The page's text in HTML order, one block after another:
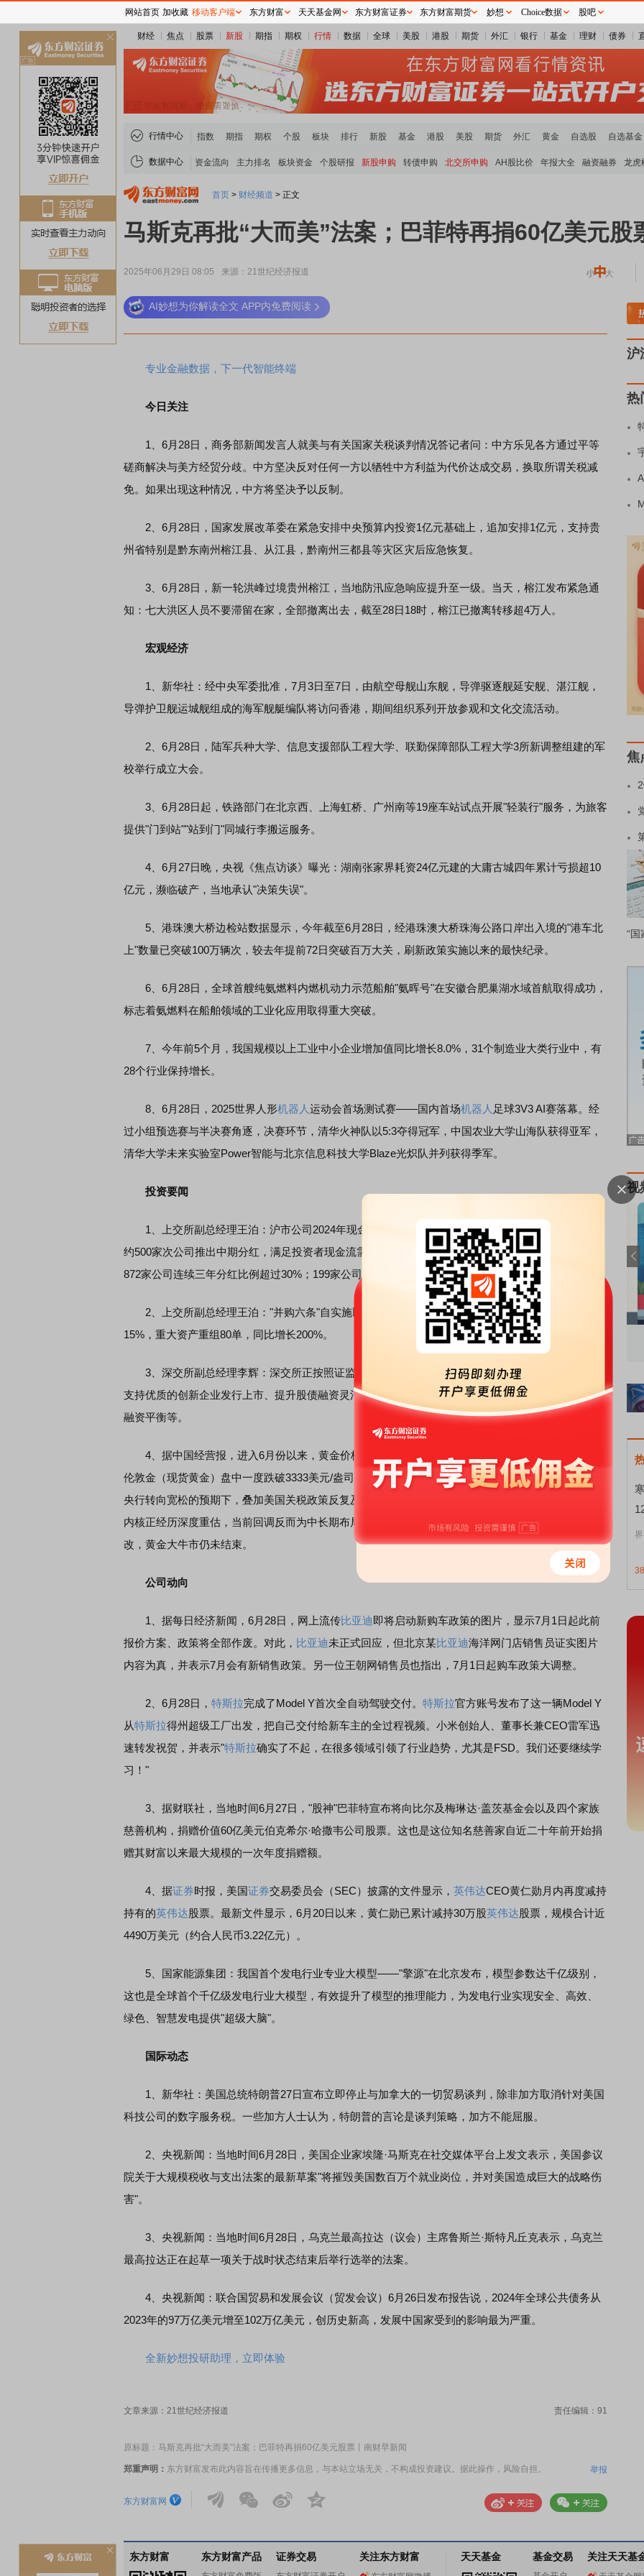
财经 焦点 股票 新股 期指 期权 行情 数据 全球 美股 港股 期货 外汇 银行 基金 理财 债券
行情中心 指数 期指 期权 个股 板块 排行 新股 基金 港股 美股 期货 外汇 黄金 自选股 自选基金
数据中心 资金流向 主力排名 板块资金 个股研报 新股申购 转债申购 北交所申购 AH股比价 年报大全 融资融券 龙虎
首页 > 财经频道 > 正文
马斯克再批“大而美”法案；巴菲特再捐60亿美元股
2025年06月29日 08:05 来源：21世纪经济报道
AI妙想为你解读全文 APP内免费阅读
专业金融数据，下一代智能终端
今日关注
1、6月28日，商务部新闻发言人就美与有关国家关税谈判情况答记者问：中方乐见各方通过平等
磋商解决与美方经贸分歧。中方坚决反对任何一方以牺牲中方利益为代价达成交易，换取所谓关税减
免。如果出现这种情况，中方将坚决予以反制。
2、6月28日，国家发展改革委在紧急安排中央预算内投资1亿元基础上，追加安排1亿元，支持贵
州省特别是黔东南州榕江县、从江县，黔南州三都县等灾区灾后应急恢复。
3、6月28日，新一轮洪峰过境贵州榕江，当地防汛应急响应提升至一级。当天，榕江发布紧急通
知：七大洪区人员不要滞留在家，全部撤离出去，截至28日18时，榕江已撤离转移超4万人。
宏观经济
1、新华社：经中央军委批准，7月3日至7日，由航空母舰山东舰，导弹驱逐舰延安舰、湛江舰，
导弹护卫舰运城舰组成的海军舰艇编队将访问香港，期间组织系列开放参观和文化交流活动。
2、6月28日，陆军兵种大学、信息支援部队工程大学、联勤保障部队工程大学3所新调整组建的军
校举行成立大会。
3、6月28日起，铁路部门在北京西、上海虹桥、广州南等19座车站试点开展"轻装行"服务，为旅客
提供"门到站""站到门"同城行李搬运服务。
4、6月27日晚，央视《焦点访谈》曝光：湖南张家界耗资24亿元建的大庸古城四年累计亏损超10
亿元，濒临破产，当地承认"决策失误"。
5、港珠澳大桥边检站数据显示，今年截至6月28日，经港珠澳大桥珠海公路口岸出入境的"港车北
上"数量已突破100万辆次，较去年提前72日突破百万大关，刷新政策实施以来的最快纪录。
6、6月28日，全球首艘纯氨燃料内燃机动力示范船舶"氨晖号"在安徽合肥巢湖水域首航取得成功，
标志着氨燃料在船舶领域的工业化应用取得重大突破。
7、今年前5个月，我国规模以上工业中小企业增加值同比增长8.0%，31个制造业大类行业中，有
28个行业保持增长。
8、6月28日，2025世界人形机器人 运动会首场测试赛——国内首场机器人 足球3V3 AI赛落幕。经
过小组预选赛与半决赛角逐，决赛环节，清华火神队以5:3夺得冠军，中国农业大学山海队获得亚军，
清华大学未来实验室Power智能与北京信息科技大学Blaze光炽队并列获得季军。
投资要闻
1、上交所副总经理王泊：沪市公司2024年现金分红达1.8万亿，创历史新高，分红比例达35.6%，
约500家次公司推出中期分红，满足投资者现金流需求。近三年，有68家公司累计现金分红超百亿；
872家公司连续三年分红比例超过30%；199家公司连续三年分红比例超过50%。
2、上交所副总经理王泊："并购六条"自实施以来，沪市披露各类资产重组方案676单，同比增长
15%，重大资产重组80单，同比增长200%。
3、深交所副总经理李辉：深交所正按照证监会统一部署，紧锣密鼓地谋划创业板改革，初步考虑
支持优质的创新企业发行上市、提升股债融资灵活度便利度、更大力度支持并购重组、促进创业板投
融资平衡等。
4、据中国经营报，进入6月份以来，黄金价格持续高位震荡，回调幅度接近3%。截至6月26日，
伦敦金（现货黄金）盘中一度跌破3333美元/盎司。市场分析人士认为，在美联储降息周期临近、全球
央行转向宽松的预期下，叠加美国关税政策反复及地缘博弈长期化趋势，黄金作为非信用资产的避险
内核正经历深度重估，当前回调反而为中长期布局提供窗口。中长期来看，黄金上涨的底层逻辑未
改，黄金大牛市仍未结束。
公司动向
1、据每日经济新闻，6月28日，网上流传比亚迪即将启动新购车政策的图片，显示7月1日起此前
报价方案、政策将全部作废。对此， 比亚迪未正式回应，但北京某比亚迪海洋网门店销售员证实图片
内容为真，并表示7月会有新销售政策。另一位王朝网销售员也指出，7月1日起购车政策大调整。
2、6月28日， 特斯拉完成了Model Y首次全自动驾驶交付。 特斯拉官方账号发布了这一辆Model Y
从特斯拉得州超级工厂出发，把自己交付给新车主的全过程视频。小米创始人、董事长兼CEO雷军迅
速转发祝贺，并表示"特斯拉确实了不起，在很多领域引领了行业趋势，尤其是FSD。我们还要继续学
习！"
3、据财联社，当地时间6月27日，"股神"巴菲特宣布将向比尔及梅琳达·盖茨基金会以及四个家族
慈善机构，捐赠价值60亿美元伯克希尔·哈撒韦公司股票。这也是这位知名慈善家自近二十年前开始捐
赠其财富以来最大规模的一次年度捐赠额。
4、据证券时报，美国证券交易委员会（SEC）披露的文件显示， 英伟达CEO黄仁勋月内再度减持
持有的英伟达股票。最新文件显示，6月20日以来，黄仁勋已累计减持30万股英伟达股票，规模合计近
4490万美元（约合人民币3.22亿元）。
5、国家能源集团：我国首个发电行业专业大模型——"擎源"在北京发布，模型参数达千亿级别，
这也是全球首个千亿级发电行业大模型，有效提升了模型的推理能力，为发电行业实现安全、高效、
绿色、智慧发电提供"超级大脑"。
国际动态
1、新华社：美国总统特朗普27日宣布立即停止与加拿大的一切贸易谈判，除非加方取消针对美国
科技公司的数字服务税。一些加方人士认为，特朗普的言论是谈判策略，加方不能屈服。
2、央视新闻：当地时间6月28日，美国企业家埃隆·马斯克在社交媒体平台上发文表示，美国参议
院关于大规模税收与支出法案的最新草案"将摧毁美国数百万个就业岗位，并对美国造成巨大的战略伤
害"。
3、央视新闻：当地时间6月28日，乌克兰最高拉达（议会）主席鲁斯兰·斯特凡丘克表示，乌克兰
最高拉达正在起草一项关于战时状态结束后举行选举的法案。
4、央视新闻：联合国贸易和发展会议（贸发会议）6月26日发布报告说，2024年全球公共债务从
2023年的97万亿美元增至102万亿美元，创历史新高，发展中国家受到的影响最为严重。
全新妙想投研助理，立即体验
文章来源：21世纪经济报道 责任编辑：91
原标题：马斯克再批“大而美”法案；巴菲特再捐60亿美元股票丨南财早新闻
郑重声明： 东方财富发布此内容旨在传播更多信息，与本站立场无关，不构成投资建议。据此操作，风险自担。 举报
东方财富网
稀土板块领涨 重要
沪
热
焦
“国
视
连线｜东方财富证券陈果：A股再平衡的
债券知识通识：从基础认知到特色品种 了解北交所知识 做理性投资者
东方财富 东方财富产品 证券交易 关注东方财富 天天基金 基金交易 关注天天基
网站首页 加收藏 移动客户端 东方财富 天天基金网 东方财富证券 东方财富期货 妙想 Choice数据 股吧
关